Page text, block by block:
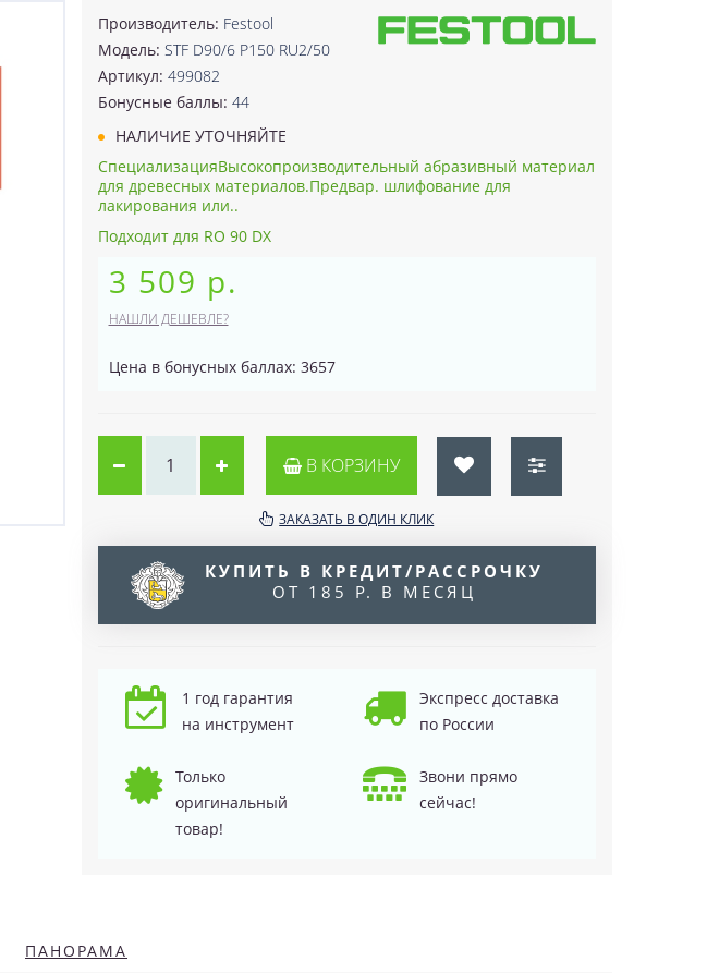
Производитель: Festool
Модель: STF D90/6 P150 RU2/50
Артикул: 499082
Бонусные баллы: 44
НАЛИЧИЕ УТОЧНЯЙТЕ
СпециализацияВысокопроизводительный абразивный материал
для древесных материалов.Предвар. шлифование для
лакирования или..
Подходит для RO 90 DX
3 509 р.
НАШЛИ ДЕШЕВЛЕ?
Цена в бонусных баллах: 3657
В КОРЗИНУ
ЗАКАЗАТЬ В ОДИН КЛИК
КУПИТЬ В КРЕДИТ/РАССРОЧКУ
ОТ 185 Р. В МЕСЯЦ
1 год гарантия
на инструмент
Экспресс доставка
по России
Только
оригинальный
товар!
Звони прямо
сейчас!
ПАНОРАМА